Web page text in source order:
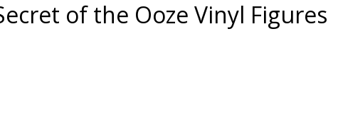
of the Ooze Vinyl Figures